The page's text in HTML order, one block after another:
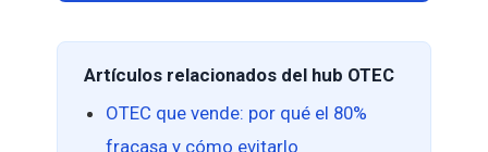
Artículos relacionados del hub OTEC
OTEC que vende: por qué el 80%
fracasa y cómo evitarlo